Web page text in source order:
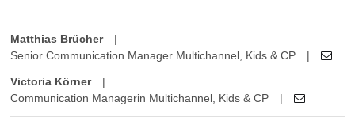
Matthias Brücher
|
Senior Communication Manager Multichannel, Kids & CP
|
Victoria Körner
|
Communication Managerin Multichannel, Kids & CP
|